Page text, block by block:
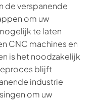
de verspanende
om uw
te laten
CNC machines en
is het noodzakelijk
blijft
industrie
om uw